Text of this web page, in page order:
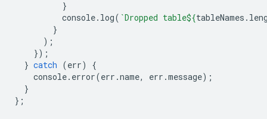
}
console. log( `Dropped table${tableNames .
}
);
});
} catch (err)
{
console. error(err .name, err .message);
}
};